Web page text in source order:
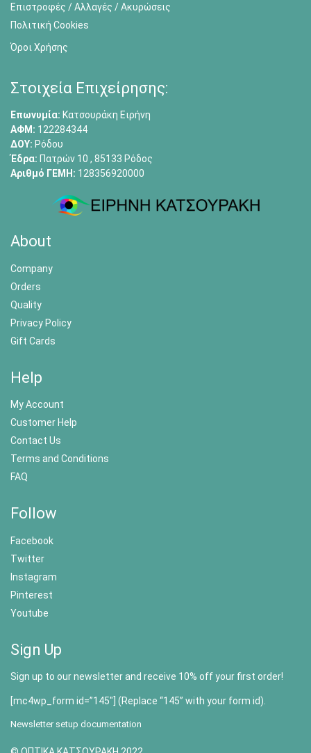
Επιστροφές / Αλλαγές / Ακυρώσεις
Πολιτική Cookies
Όροι Χρήσης
Στοιχεία Επιχείρησης:
Επωνυμία: Κατσουράκη Ειρήνη
ΑΦΜ: 122284344
ΔΟΥ: Ρόδου
Έδρα: Πατρών 10 , 85133 Ρόδος
Αριθμό ΓΕΜΗ: 128356920000
About
Company
Orders
Quality
Privacy Policy
Gift Cards
Help
My Account
Customer Help
Contact Us
Terms and Conditions
FAQ
Follow
Facebook
Twitter
Instagram
Pinterest
Youtube
Sign Up
Sign up to our newsletter and receive 10% off your first order!
[mc4wp_form id=”145″] (Replace “145” with your form id).
Newsletter setup documentation